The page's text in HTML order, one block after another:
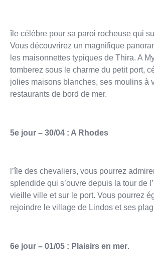
île célèbre pour sa paroi rocheuse qui
Vous découvrirez un magnifique
les maisonnettes typiques de Thira. A
tomberez sous le charme du petit port,
jolies maisons blanches, ses moulins à
restaurants de bord de mer.
5e jour – 30/04 : A Rhodes
l’île des chevaliers, vous pourrez
splendide qui s’ouvre depuis la tour de
vieille ville et sur le port. Vous pourrez
rejoindre le village de Lindos et ses
6e jour – 01/05 : Plaisirs en mer.